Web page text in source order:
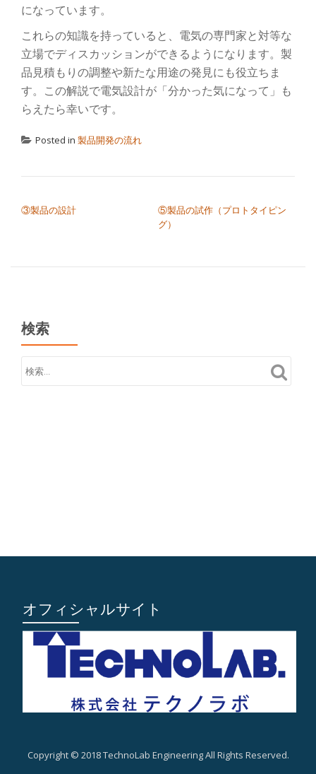
になっています。
これらの知識を持っていると、電気の専門家と対等な
立場でディスカッションができるようになります。製
品見積もりの調整や新たな用途の発見にも役立ちま
す。この解説で電気設計が「分かった気になって」も
らえたら幸いです。
Posted in 製品開発の流れ
③製品の設計
⑤製品の試作（プロトタイピン
グ）
検索
オフィシャルサイト
Copyright © 2018 TechnoLab Engineering All Rights Reserved.